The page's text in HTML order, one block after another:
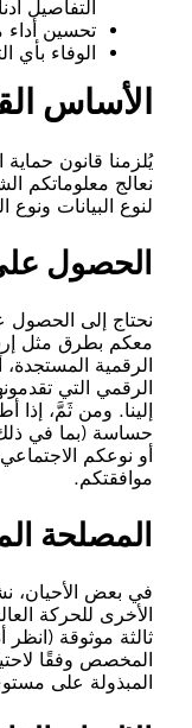
التفاصيل
تحسين أداء
الوفاء بأي
الأساس
يُلزمنا قانون حماية
نعالج معلوماتكم
لنوع البيانات ونوع
الحصول
نحتاج إلى
معكم بطرق مثل
الرقمية
الرقمي التي
إلينا. ومن ثَمَّ،
حساسة (بما في
أو نوعكم
موافقتكم.
المصلحة
في بعض الأحيان،
الأخرى للحركة
ثالثة موثوقة (انظر
المخصص وفقًا
المبذولة على